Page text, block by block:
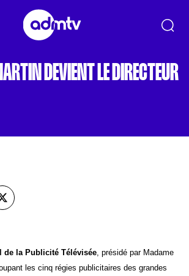
principal
DEVIENT LE DIRECTEUR
sur X (Twitter)
de la Publicité Télévisée, présidé par Madame
les cinq régies publicitaires des grandes
des cookies